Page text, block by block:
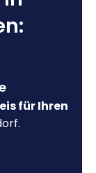
für Ihren